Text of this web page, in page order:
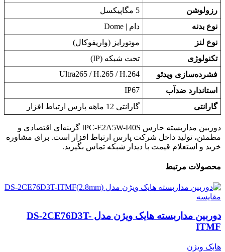
رزولوشن
5 مگاپیکسل
نوع بدنه
دام | Dome
نوع لنز
موتورایز (واریفوکال)
تکنولوژی
تحت شبکه (IP)
فشرده‌سازی ویدئو
Ultra265 / H.265 / H.264
استاندارد ضدآب
IP67
گارانتی
گارانتی 12 ماهه پارس ارتباط افزار
دوربین مداربسته حارس IPC-E2A5W-I40S گزینه‌ای اقتصادی و
مطمئن، تولید داخل شرکت پارس ارتباط افزار است. برای مشاوره
خرید و استعلام قیمت با دیدار شبکه تماس بگیرید.
محصولات مرتبط
مقایسه
دوربین مداربسته هایک ویژن مدل DS-2CE76D3T-
ITMF
هایک ویژن